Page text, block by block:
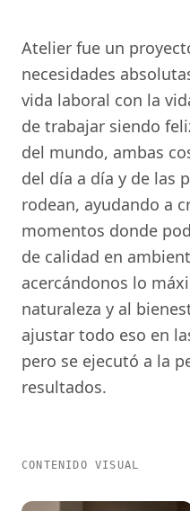
Atelier fue un
necesidades
vida laboral con la
de trabajar siendo
del mundo, ambas
del día a día y de las
rodean, ayudando a
momentos donde
de calidad en
acercándonos lo
naturaleza y al
ajustar todo eso en
pero se ejecutó a la
resultados.
CONTENIDO VISUAL